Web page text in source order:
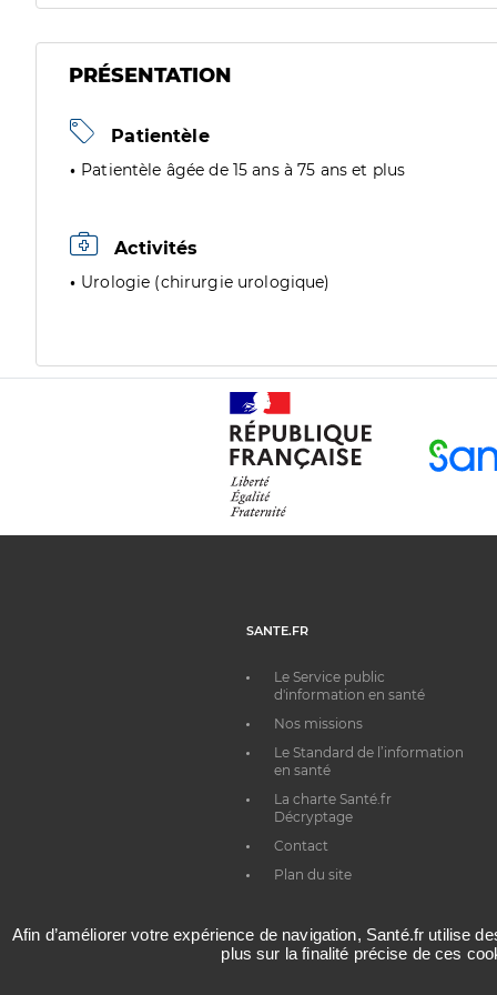
PRÉSENTATION
Patientèle
Patientèle âgée de 15 ans à 75 ans et plus
Activités
Urologie (chirurgie urologique)
SANTE.FR
Le Service public
d'information en santé
Nos missions
Le Standard de l’information
en santé
La charte Santé.fr
Décryptage
Contact
Plan du site
Afin d’améliorer votre expérience de navigation, Santé.fr utilise
plus sur la finalité précise de ces